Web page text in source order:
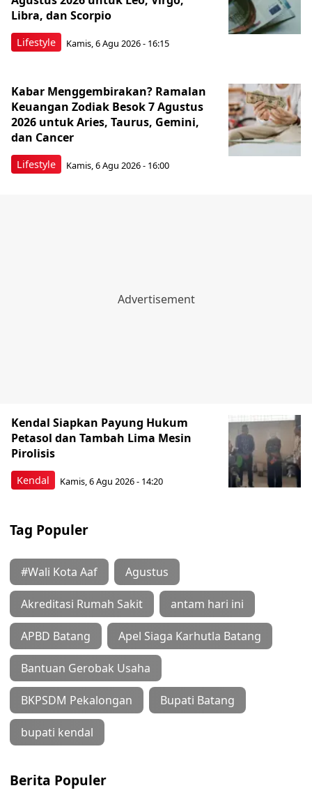
Lifestyle
Libra, dan Scorpio
Kamis, 6 Agu 2026 - 16:15
Lifestyle
Kabar Menggembirakan? Ramalan
Keuangan Zodiak Besok 7 Agustus
2026 untuk Aries, Taurus, Gemini,
dan Cancer
Kamis, 6 Agu 2026 - 16:00
Kendal
Kendal Siapkan Payung Hukum
Petasol dan Tambah Lima Mesin
Pirolisis
Kamis, 6 Agu 2026 - 14:20
Tag Populer
#Wali Kota Aaf Agustus
Akreditasi Rumah Sakit antam hari ini
APBD Batang Apel Siaga Karhutla Batang
Bantuan Gerobak Usaha
BKPSDM Pekalongan Bupati Batang
bupati kendal
Berita Populer